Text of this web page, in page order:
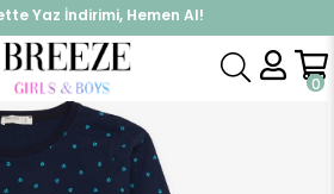
Yaz İndirimi, Hemen Al!
İndirimi Kap, Hemen Üye Ol!
0
KIZ Pijama Takımları Kız Çocuk Pijama Takımı Balık Desenli Lacivert (5 Yaş)